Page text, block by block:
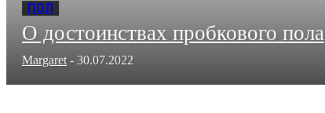
ПОЛ
О достоинствах пробкового пола
Margaret - 30.07.2022